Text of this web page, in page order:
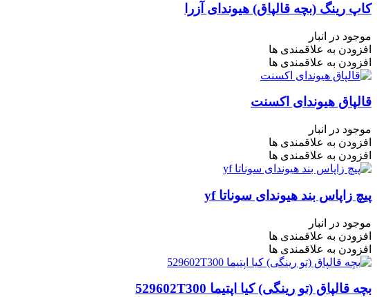
کاپ رینگ (بچه قالپاق) هیوندای آزرا
موجود در انبار
افزودن به علاقمندی ها
افزودن به علاقمندی ها
قالپاق هیوندای اکسنت
موجود در انبار
افزودن به علاقمندی ها
افزودن به علاقمندی ها
پیچ زاپاس بند هیوندای سوناتا yf
موجود در انبار
افزودن به علاقمندی ها
افزودن به علاقمندی ها
بچه قالپاق (تو رینگی) کیا اپتیما 529602T300